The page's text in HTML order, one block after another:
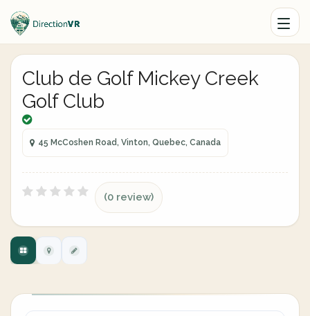
Club de Golf Mickey Creek
Golf Club
45 McCoshen Road, Vinton, Quebec, Canada
(0 review)